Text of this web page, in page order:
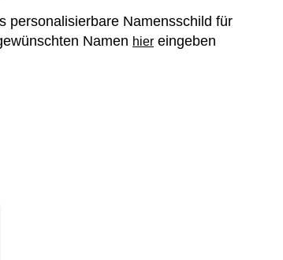
personalisierbare Namensschild für
Namen hier eingeben